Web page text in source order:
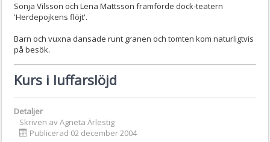
Sonja Vilsson och Lena Mattsson framförde dock-teatern
'Herdepojkens flöjt'.
Barn och vuxna dansade runt granen och tomten kom naturligtvis
på besök.
Kurs i luffarslöjd
Detaljer
Skriven avAgneta Ärlestig
Publicerad 02 december 2004